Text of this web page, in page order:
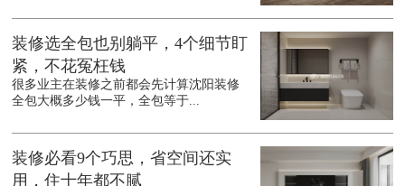
装修选全包也别躺平，4个细节盯
紧，不花冤枉钱
很多业主在装修之前都会先计算沈阳装修
全包大概多少钱一平，全包等于...
装修必看9个巧思，省空间还实
用，住十年都不腻